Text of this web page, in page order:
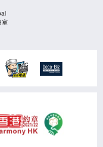
室